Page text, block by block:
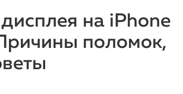
на iPhone
поломок,